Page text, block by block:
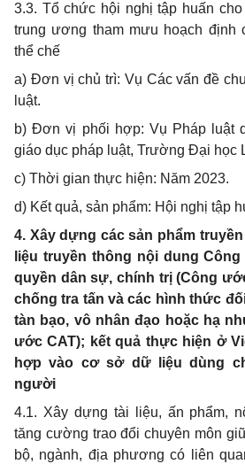
3.3. Tổ chức hội nghị tập huấn
trung ương tham mưu hoạch định
thể chế
a) Đơn vị chủ trì: Vụ Các vấn đề
luật.
b) Đơn vị phối hợp: Vụ Pháp luật
giáo dục pháp luật, Trường Đại học
c) Thời gian thực hiện: Năm 2023.
d) Kết quả, sản phẩm: Hội nghị tập
4. Xây dựng các sản phẩm
liệu truyền thông nội dung
quyền dân sự, chính trị (Công
chống tra tấn và các hình thức
tàn bạo, vô nhân đạo hoặc hạ
ước CAT); kết quả thực hiện ở
hợp vào cơ sở dữ liệu dùng
người
4.1. Xây dựng tài liệu, ấn phẩm,
tăng cường trao đổi chuyên môn
bộ, ngành, địa phương có liên